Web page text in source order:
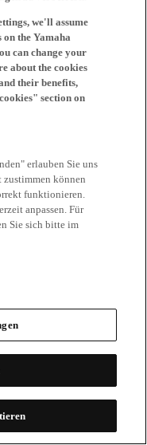
we'll assume
the Yamaha
can change your
about the cookies
their benefits,
section on
erlauben Sie uns
können
funktionieren.
anpassen. Für
Sie sich bitte im